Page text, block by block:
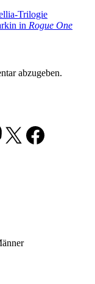
Trilogie
in Rogue One
abzugeben.
auf Mastodon
X Folgt uns auf